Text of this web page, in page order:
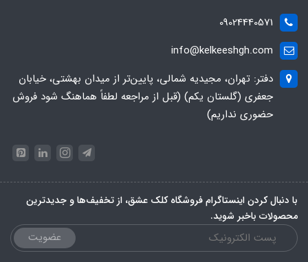
09024440571
info@kelkeeshgh.com
دفتر: تهران، مجیدیه شمالی، پایین‌تر از میدان بهشتی، خیابان
جعفری (گلستان یکم) (قبل از مراجعه لطفاً هماهنگ شود فروش
حضوری نداریم)
با دنبال کردن اینستاگرام فروشگاه کلک عشق، از تخفیف‌ها و جدیدترین‌
محصولات باخبر شوید.
عضویت